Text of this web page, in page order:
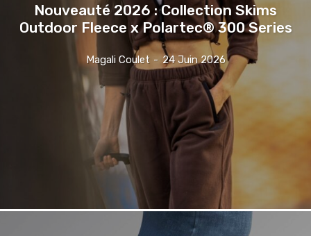
Nouveauté 2026 : Collection Skims
Outdoor Fleece x Polartec® 300 Series
Magali Coulet - 24 Juin 2026